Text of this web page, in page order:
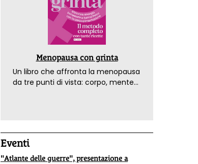
Menopausa con grinta
Un libro che affronta la menopausa
da tre punti di vista: corpo, mente
Eventi
"Atlante delle guerre", presentazione a